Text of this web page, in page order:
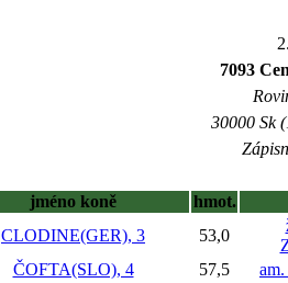
7093
30000 Sk
jméno koně
hmot.
CLODINE(GER), 3 53,0
ČOFTA(SLO), 4 57,5